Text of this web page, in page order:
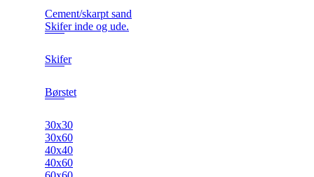
Cement/skarpt sand
Skifer inde og ude.
Skifer
Børstet
30x30
30x60
40x40
40x60